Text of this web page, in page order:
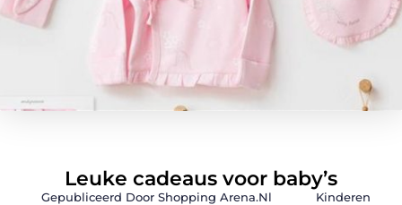
Leuke cadeaus voor baby’s
Gepubliceerd Door Shopping Arena.nl Kinderen